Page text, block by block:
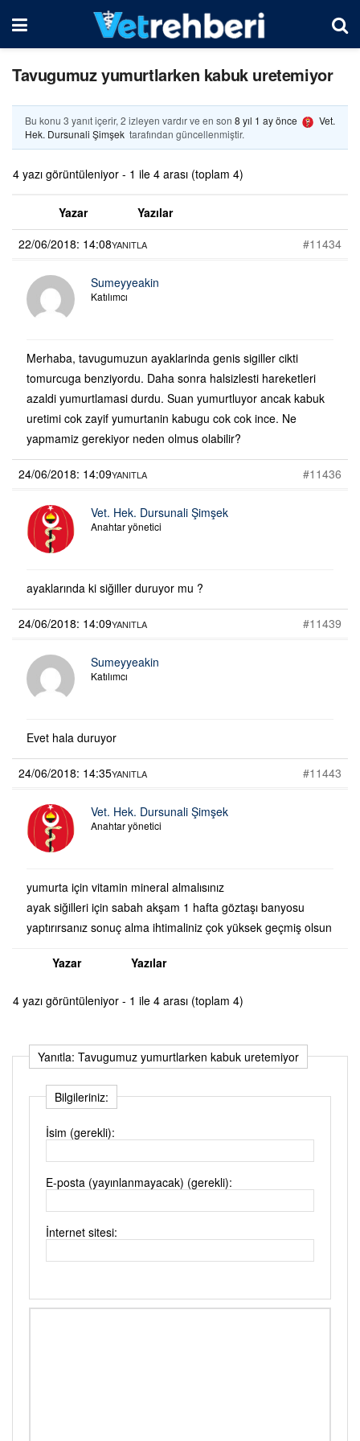
Tavugumuz yumurtlarken kabuk uretemiyor
Bu konu 3 yanıt içerir, 2 izleyen vardır ve en son 8 yıl 1 ay önce
Vet.
Hek. Dursunali Şimşek tarafından güncellenmiştir.
4 yazı görüntüleniyor - 1 ile 4 arası (toplam 4)
Yazar
Yazılar
22/06/2018: 14:08
#11434
YANITLA
Sumeyyeakin
Katılımcı
Merhaba, tavugumuzun ayaklarinda genis sigiller cikti
tomurcuga benziyordu. Daha sonra halsizlesti hareketleri
azaldi yumurtlamasi durdu. Suan yumurtluyor ancak kabuk
uretimi cok zayif yumurtanin kabugu cok cok ince. Ne
yapmamiz gerekiyor neden olmus olabilir?
24/06/2018: 14:09 #11436
YANITLA
Vet. Hek. Dursunali Şimşek
Anahtar yönetici
ayaklarında ki siğiller duruyor mu ?
24/06/2018: 14:09 #11439
YANITLA
Sumeyyeakin
Katılımcı
Evet hala duruyor
24/06/2018: 14:35 #11443
YANITLA
Vet. Hek. Dursunali Şimşek
Anahtar yönetici
yumurta için vitamin mineral almalısınız
ayak siğilleri için sabah akşam 1 hafta göztaşı banyosu
yaptırırsanız sonuç alma ihtimaliniz çok yüksek geçmiş olsun
Yazar Yazılar
4 yazı görüntüleniyor - 1 ile 4 arası (toplam 4)
Yanıtla: Tavugumuz yumurtlarken kabuk uretemiyor
Bilgileriniz:
İsim (gerekli):
E-posta (yayınlanmayacak) (gerekli):
İnternet sitesi: